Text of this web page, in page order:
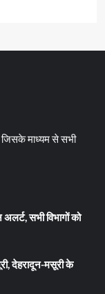
जिसके माध्यम से सभी
अलर्ट, सभी विभागों को
देहरादून-मसूरी के